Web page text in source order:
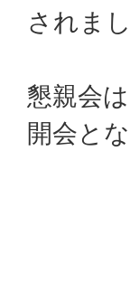
されまし
懇親会
開会と